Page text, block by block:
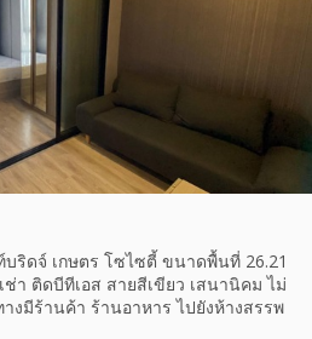
ริดจ์​ เกษตร​ โซไซตี้​ ขนาดพื้นที่ 26.21
ช่า ติดบีทีเอส สายสีเขียว เสนานิคม ไม่
งมีร้านค้า ร้านอาหาร ไปยังห้างสรรพ